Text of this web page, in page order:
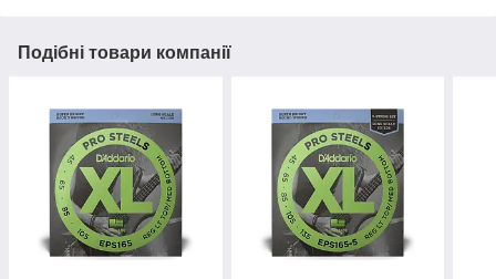
Подібні товари компанії